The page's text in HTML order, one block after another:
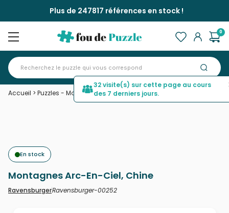
Plus de 247817 références en stock !
0
Accueil > Puzzles - Montagnes> Montagnes Arc-En-Ciel, Chine
En stock
Montagnes Arc-En-Ciel, Chine
RavensburgerRavensburger-00252
32 visite(s) sur cette page au cours
des 7 derniers jours.